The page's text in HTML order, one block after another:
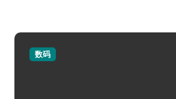
数码